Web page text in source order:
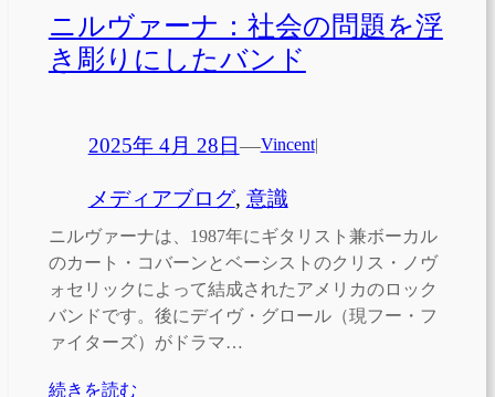
ニルヴァーナ：社会の問題を浮
き彫りにしたバンド
2025年 4月 28日—Vincent|
メディアブログ, 意識
ニルヴァーナは、1987年にギタリスト兼ボーカル
のカート・コバーンとベーシストのクリス・ノヴ
ォセリックによって結成されたアメリカのロック
バンドです。後にデイヴ・グロール（現フー・フ
ァイターズ）がドラマ…
続きを読む